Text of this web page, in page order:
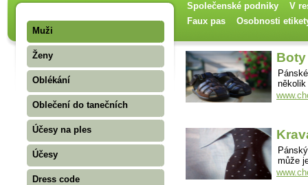
Společenské podniky
V
Faux pas
Osobnosti
Muži
Ženy
Oblékání
Oblečení do tanečních
Účesy na ples
Účesy
Dress code
Boty
může